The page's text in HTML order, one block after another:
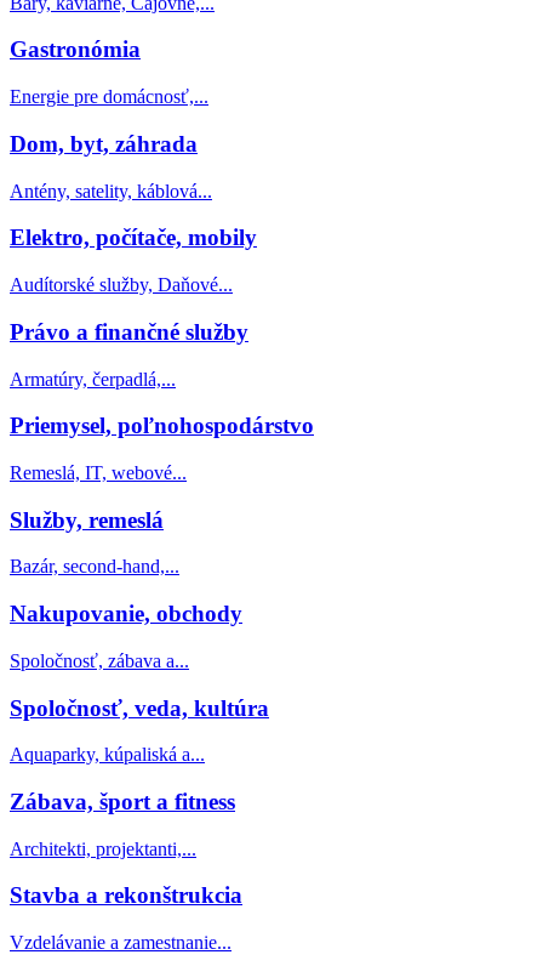
Gastronómia
Energie pre domácnosť,...
Dom, byt, záhrada
Antény, satelity, káblová...
Elektro, počítače, mobily
Audítorské služby, Daňové...
Právo a finančné služby
Armatúry, čerpadlá,...
Priemysel, poľnohospodárstvo
Remeslá, IT, webové...
Služby, remeslá
Bazár, second-hand,...
Nakupovanie, obchody
Spoločnosť, zábava a...
Spoločnosť, veda, kultúra
Aquaparky, kúpaliská a...
Zábava, šport a fitness
Architekti, projektanti,...
Stavba a rekonštrukcia
Vzdelávanie a zamestnanie...